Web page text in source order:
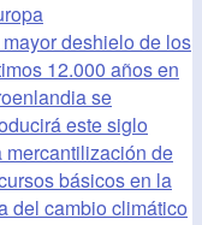
deshielo de los
12.000 años en
se
este siglo
mercantilización de
básicos en la
del cambio climático